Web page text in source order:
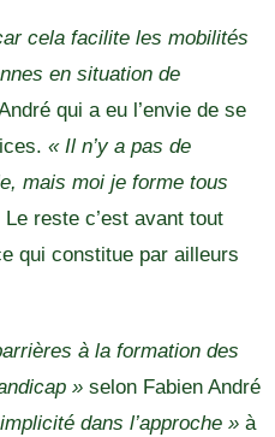
cela facilite les mobilités
en situation de
qui a eu l’envie de se
« Il n’y a pas de
mais moi je forme tous
reste c’est avant tout
qui constitue par ailleurs
à la formation des
» selon Fabien André
dans l’approche » à